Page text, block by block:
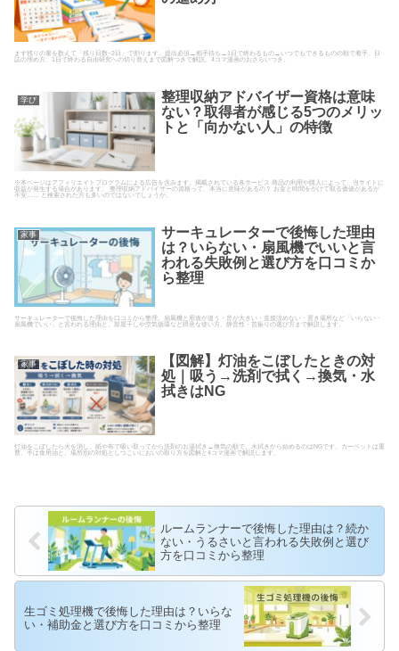
まず残りの量を数えて「残り日数−2日」で割ります。提出必須→相手待ち→1日で終わるもの→いつでもできるものの順で着手。日
誌の埋め方、1日で終わる自由研究への切り替えまで図解つきで解説。4コマ漫画のおさらいつき。
学び
整理収納アドバイザー資格は意味
ない？取得者が感じる5つのメリッ
トと「向かない人」の特徴
※本ページはアフィリエイトプログラムによる広告を含みます。掲載されている各サービス 商品の利用や購入によって、当サイトに
収益が発生する場合があります。 整理収納アドバイザーの資格って、本当に意味があるの？ お金と時間をかけて取る価値があるか
不安…… と検索された方も多いのではないでしょうか。
家事
サーキュレーターで後悔した理由
は？いらない・扇風機でいいと言
われる失敗例と選び方を口コミか
ら整理
サーキュレーターで後悔した理由を口コミから整理。扇風機と用途が違う・音が大きい・直接涼めない・置き場所など「いらない・
扇風機でいい」と言われる理由と、部屋干しや空気循環など得意な使い方、静音性・首振りの選び方まで解説します。
家事
【図解】灯油をこぼしたときの対
処｜吸う→洗剤で拭く→換気・水
拭きはNG
灯油をこぼしたら火を消し、紙や布で吸い取ってから洗剤のお湯拭き→換気の順で。水拭きから始めるのはNGです。カーペットは重
曹、手は食用油と、場所別の対処としつこいにおいの取り方を図解と4コマ漫画で解説します。
ルームランナーで後悔した理由は？続か
ない・うるさいと言われる失敗例と選び
方を口コミから整理
生ゴミ処理機で後悔した理由は？いらな
い・補助金と選び方を口コミから整理